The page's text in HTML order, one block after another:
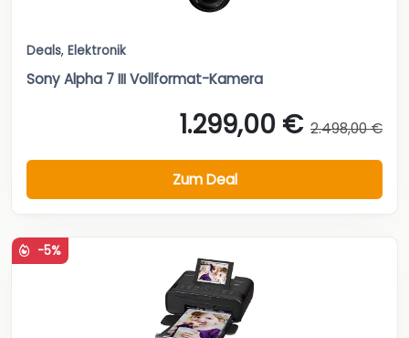
Deals, Elektronik
Sony Alpha 7 III Vollformat-Kamera
1.299,00 € 2.498,00 €
Zum Deal
-5%